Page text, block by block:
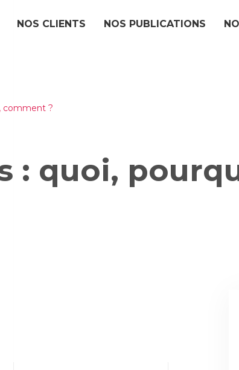
NOS CLIENTS NOS PUBLICATIONS
comment ?
: quoi,